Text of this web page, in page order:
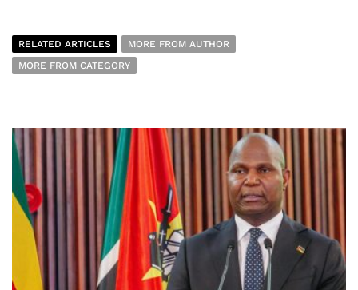
RELATED ARTICLES
MORE FROM AUTHOR
MORE FROM CATEGORY